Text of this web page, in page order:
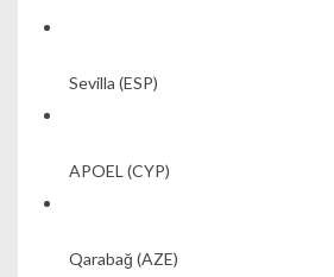
Sevilla (ESP)
APOEL (CYP)
Qarabağ (AZE)